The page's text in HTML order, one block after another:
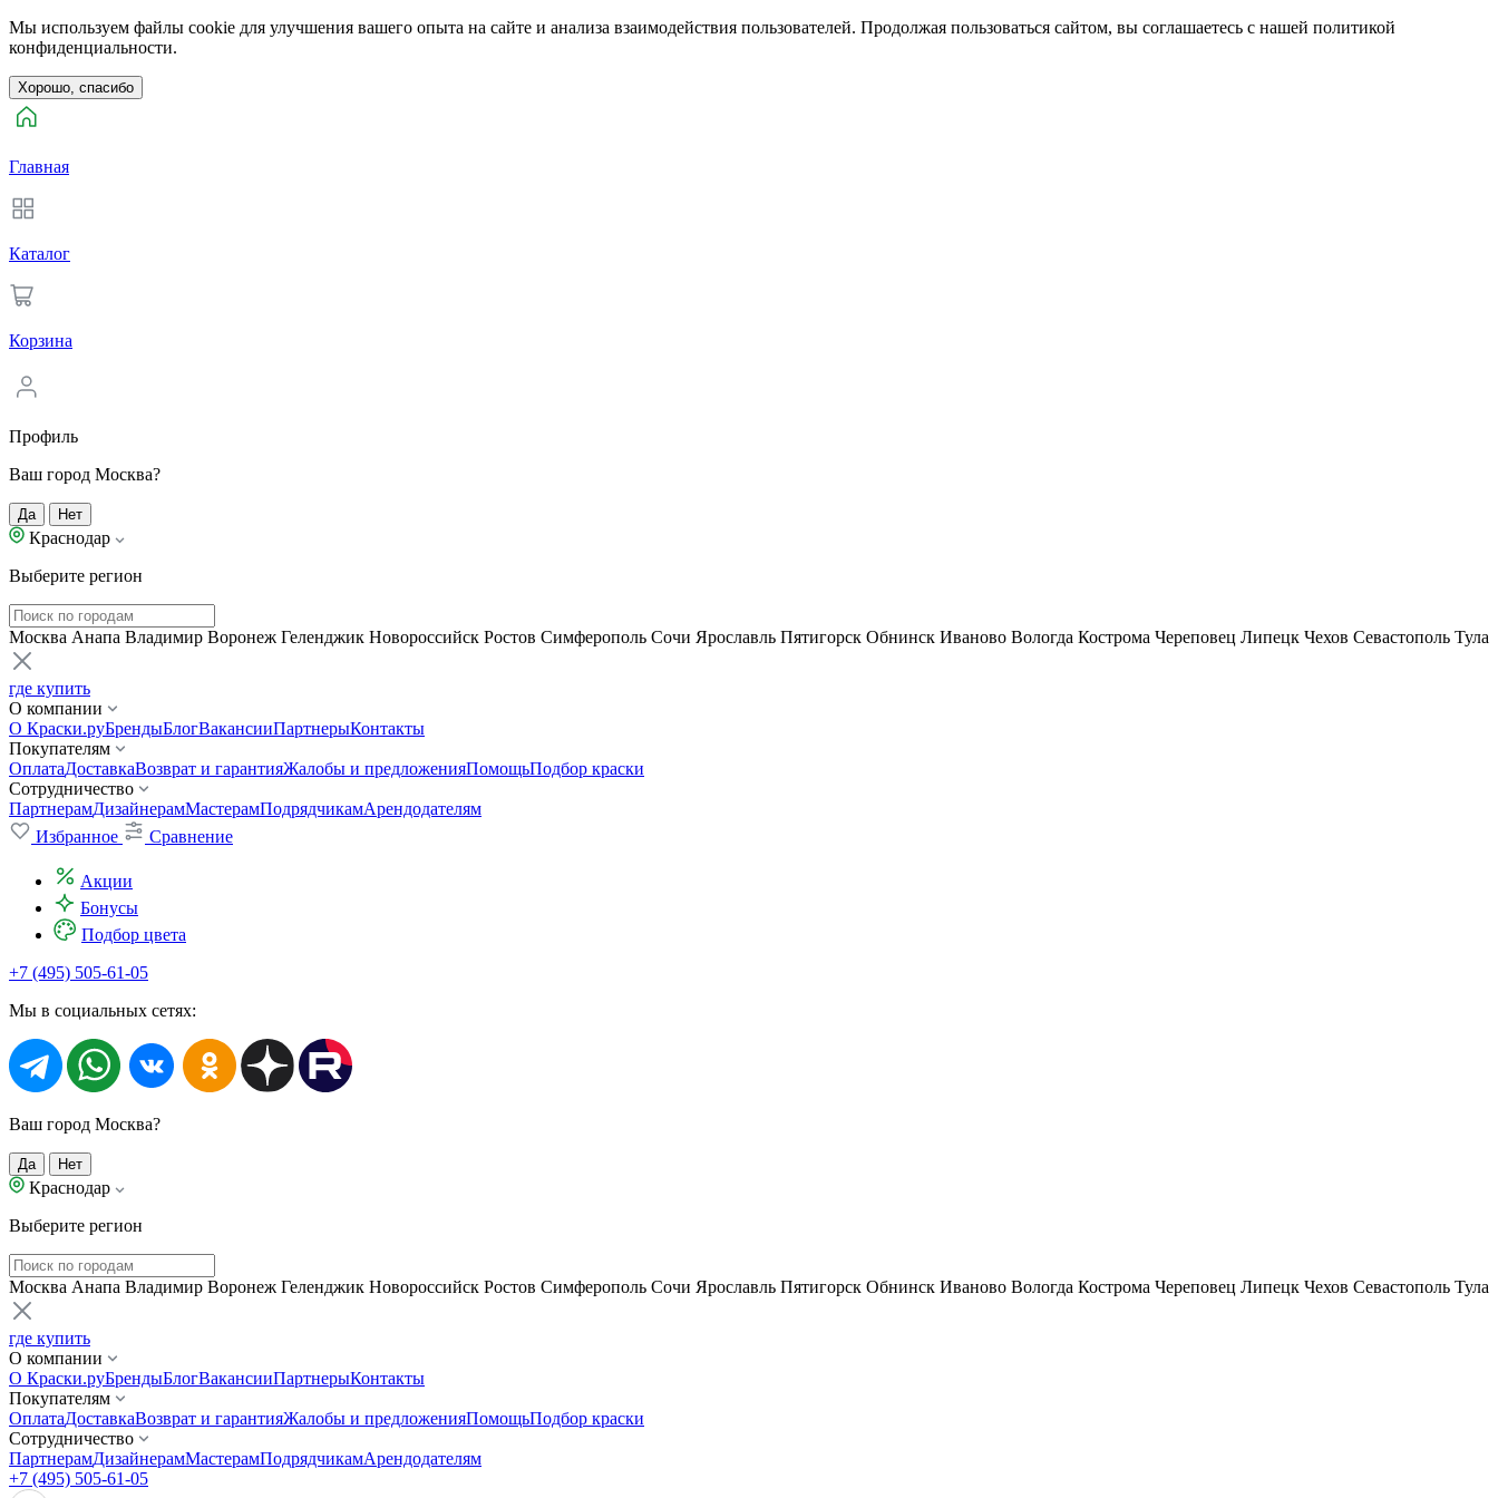
Мы используем файлы cookie для улучшения вашего опыта на сайте и анализа взаимодействия пользователей. Продолжая пользоваться сайтом, вы соглашаетесь с нашей политикой
конфиденциальности.
Хорошо, спасибо
Главная
Каталог
Корзина
Профиль
Ваш город Москва?
Да Нет
Краснодар
Выберите регион
Москва Анапа Владимир Воронеж Геленджик Новороссийск Ростов Симферополь Сочи Ярославль Пятигорск Обнинск Иваново Вологда Кострома Череповец Липецк Чехов Севастополь Тула
где купить
О компании
О Краски.руБрендыБлогВакансииПартнерыКонтакты
Покупателям
ОплатаДоставкаВозврат и гарантияЖалобы и предложенияПомощьПодбор краски
Сотрудничество
ПартнерамДизайнерамМастерамПодрядчикамАрендодателям
Избранное
Сравнение
Акции
Бонусы
Подбор цвета
+7 (495) 505-61-05
Мы в социальных сетях:
Ваш город Москва?
Да Нет
Краснодар
Выберите регион
Москва Анапа Владимир Воронеж Геленджик Новороссийск Ростов Симферополь Сочи Ярославль Пятигорск Обнинск Иваново Вологда Кострома Череповец Липецк Чехов Севастополь Тула
где купить
О компании
О Краски.руБрендыБлогВакансииПартнерыКонтакты
Покупателям
ОплатаДоставкаВозврат и гарантияЖалобы и предложенияПомощьПодбор краски
Сотрудничество
ПартнерамДизайнерамМастерамПодрядчикамАрендодателям
+7 (495) 505-61-05